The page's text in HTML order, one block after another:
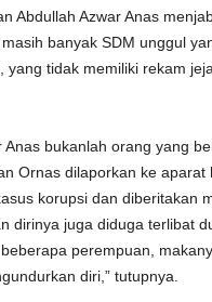
Abdullah Azwar Anas
banyak SDM unggul
yang tidak memiliki rekam
Anas bukanlah orang yang
Ornas dilaporkan ke aparat
korupsi dan diberitakan
dirinya juga diduga terlibat
perempuan,
diri,” tutupnya.